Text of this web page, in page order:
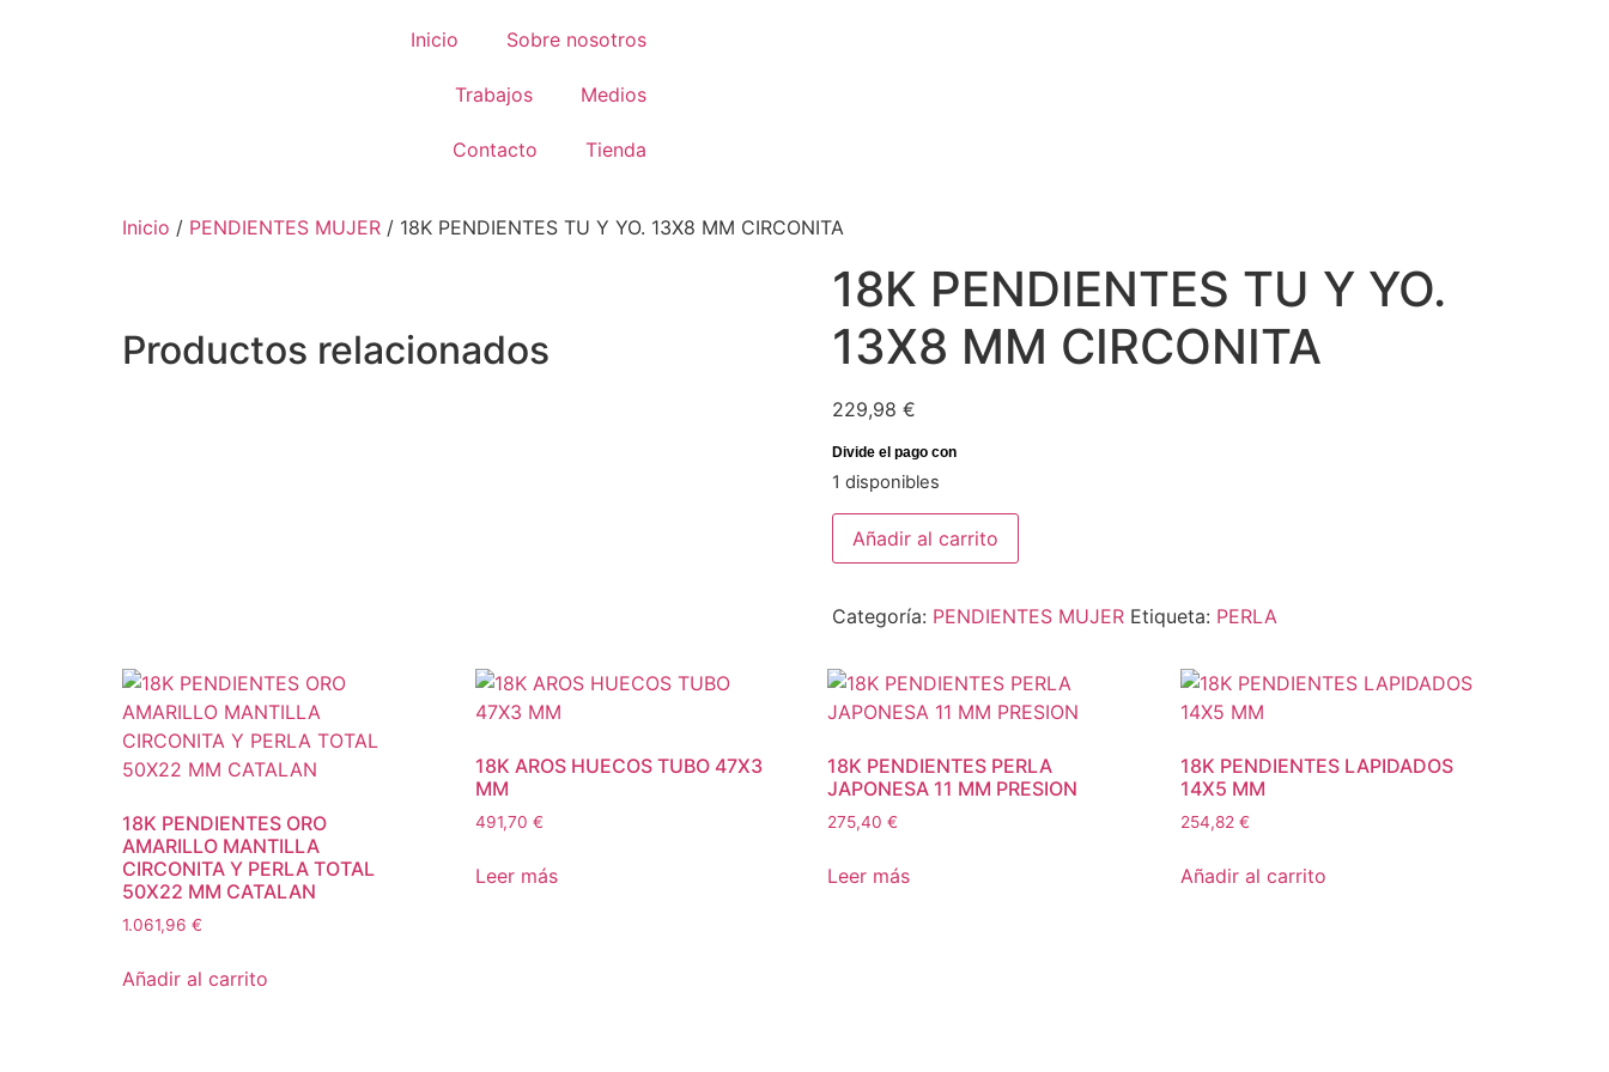
Inicio Sobre nosotros
Trabajos Medios
Contacto Tienda
Inicio / PENDIENTES MUJER / 18K PENDIENTES TU Y YO. 13X8 MM CIRCONITA
18K PENDIENTES TU Y YO.
13X8 MM CIRCONITA
229,98 €
1 disponibles
Añadir al carrito
Categoría: PENDIENTES MUJER Etiqueta: PERLA
Productos relacionados
18K PENDIENTES ORO
AMARILLO MANTILLA
CIRCONITA Y PERLA TOTAL
50X22 MM CATALAN
1.061,96 €
Añadir al carrito
18K AROS HUECOS TUBO 47X3
MM
491,70 €
Leer más
18K PENDIENTES PERLA
JAPONESA 11 MM PRESION
275,40€
Leer más
18K PENDIENTES LAPIDADOS
14X5 MM
254,82€
Añadir al carrito